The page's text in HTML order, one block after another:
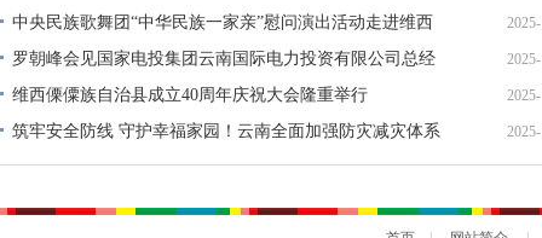
中央民族歌舞团“中华民族一家亲”慰问演出活动走进维西
罗朝峰会见国家电投集团云南国际电力投资有限公司总经
理霍海平一行
维西傈僳族自治县成立40周年庆祝大会隆重举行
筑牢安全防线 守护幸福家园！云南全面加强防灾减灾体系
建设，积极应对各类自然灾害